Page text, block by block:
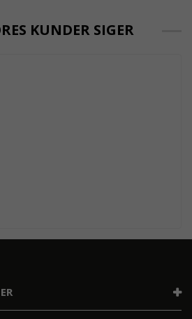
KUNDER SIGER